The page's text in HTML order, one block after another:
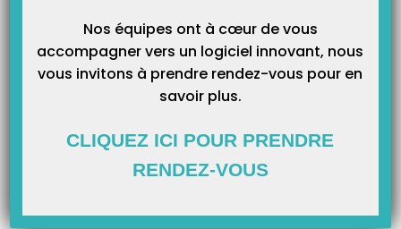
Nos équipes ont à cœur de vous
accompagner vers un logiciel innovant, nous
vous invitons à prendre rendez-vous pour en
savoir plus.
CLIQUEZ ICI POUR PRENDRE
RENDEZ-VOUS